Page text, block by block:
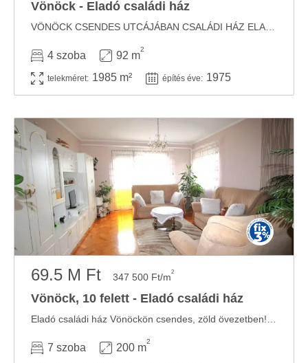
Vönöck - Eladó családi ház
4 szoba 92 m
2
telekméret: 1985 m² építés éve: 1975
69.5 M Ft 347 500 Ft/m2
Vönöck, 10 felett - Eladó családi ház
7 szoba 200 m
2